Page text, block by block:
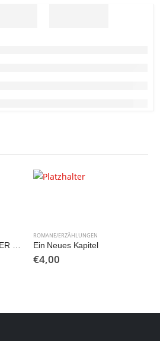
GELBER MOND ÜBER DER STEPPE
ROMANE/ERZÄHLUNGEN
Ein Neues Kapitel
€4,00